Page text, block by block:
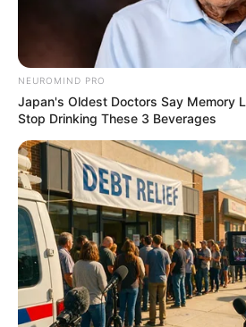
แขวนรูปถ่าย ผิดที่ อาจส่งผลเสียให้กับตัว
แขวนที่ถูกต้องกัน!
6 พ.ย. 2019
NEUROMIND PRO
Japan's Oldest Doctors Say Memory
Stop Drinking These 3 Beverages